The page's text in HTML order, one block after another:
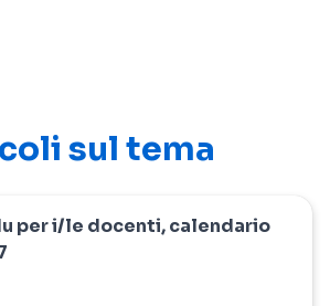
sul tema
per i/le docenti, calendario